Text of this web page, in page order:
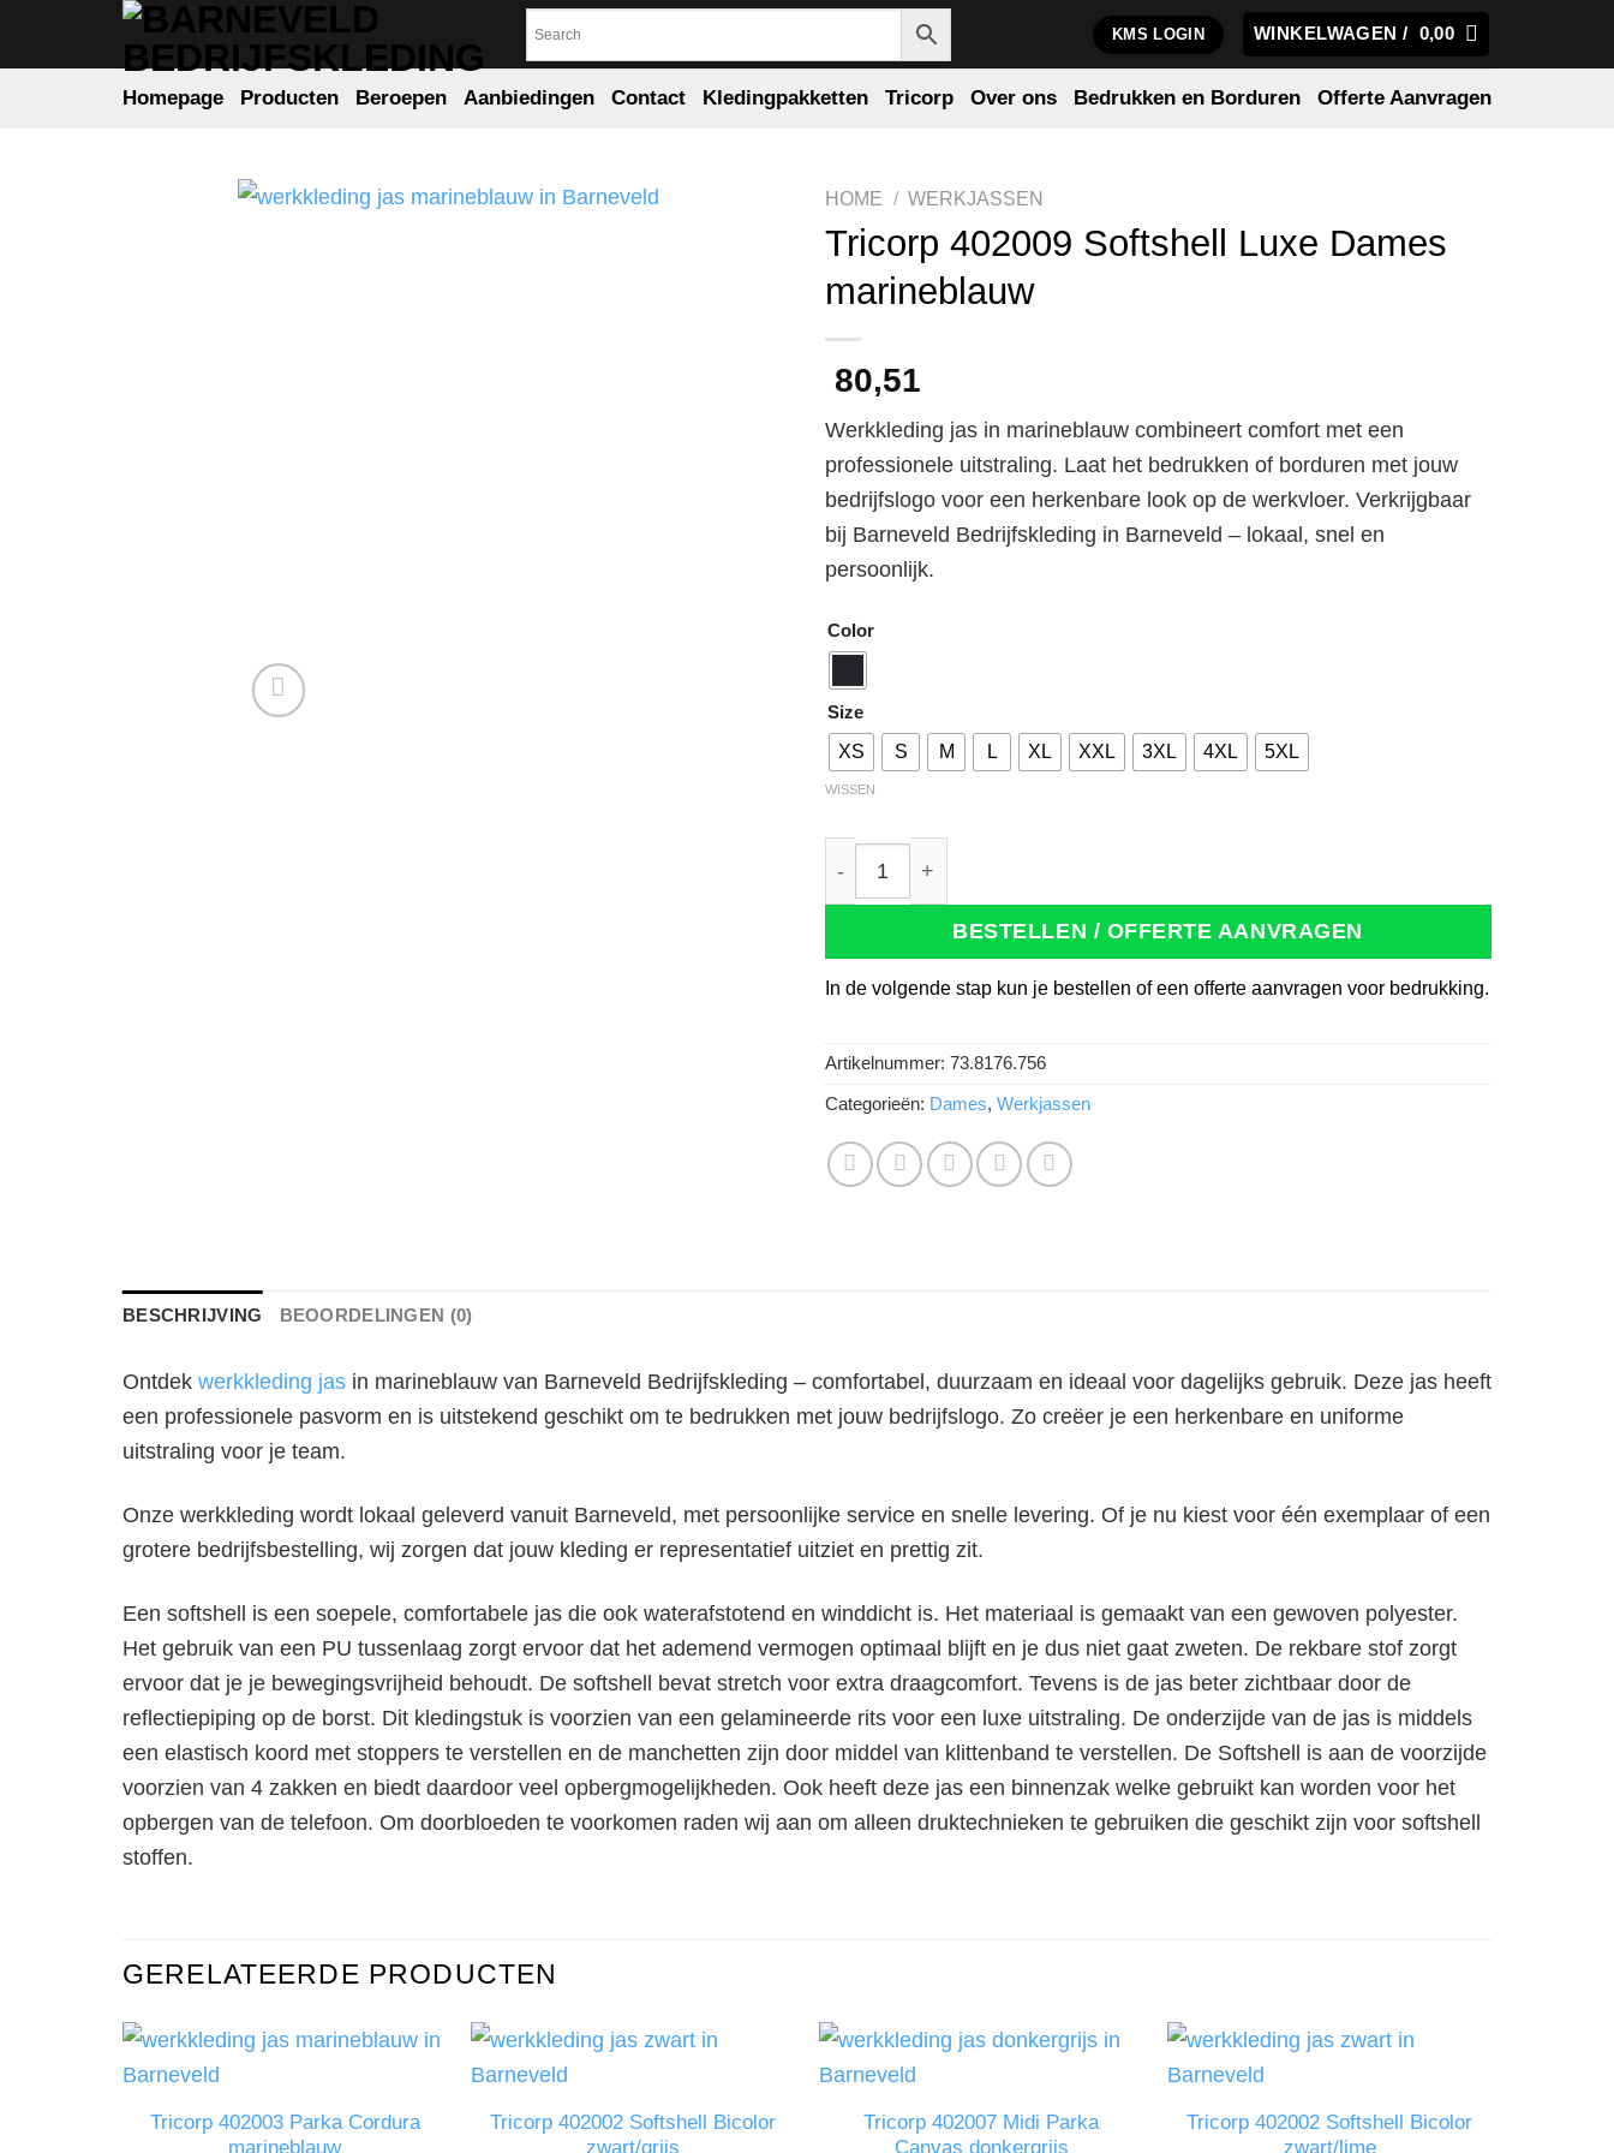
KMS LOGIN WINKELWAGEN / 0,00
Homepage Producten Beroepen Aanbiedingen Contact Kledingpakketten Tricorp Over ons Bedrukken en Borduren Offerte Aanvragen
HOME / WERKJASSEN
Tricorp 402009 Softshell Luxe Dames
marineblauw
80,51
Werkkleding jas in marineblauw combineert comfort met een
professionele uitstraling. Laat het bedrukken of borduren met jouw
bedrijfslogo voor een herkenbare look op de werkvloer. Verkrijgbaar
bij Barneveld Bedrijfskleding in Barneveld – lokaal, snel en
persoonlijk.
Color
Size
XS S M L XL XXL 3XL 4XL 5XL
WISSEN
Tricorp 402009 Softshell Luxe Dames marineblauw aantal
BESTELLEN / OFFERTE AANVRAGEN
In de volgende stap kun je bestellen of een offerte aanvragen voor bedrukking.
Artikelnummer: 73.8176.756
Categorieën: Dames, Werkjassen
BESCHRIJVING BEOORDELINGEN (0)
Ontdek werkkleding jas in marineblauw van Barneveld Bedrijfskleding – comfortabel, duurzaam en ideaal voor dagelijks gebruik. Deze jas heeft
een professionele pasvorm en is uitstekend geschikt om te bedrukken met jouw bedrijfslogo. Zo creëer je een herkenbare en uniforme
uitstraling voor je team.
Onze werkkleding wordt lokaal geleverd vanuit Barneveld, met persoonlijke service en snelle levering. Of je nu kiest voor één exemplaar of een
grotere bedrijfsbestelling, wij zorgen dat jouw kleding er representatief uitziet en prettig zit.
Een softshell is een soepele, comfortabele jas die ook waterafstotend en winddicht is. Het materiaal is gemaakt van een gewoven polyester.
Het gebruik van een PU tussenlaag zorgt ervoor dat het ademend vermogen optimaal blijft en je dus niet gaat zweten. De rekbare stof zorgt
ervoor dat je je bewegingsvrijheid behoudt. De softshell bevat stretch voor extra draagcomfort. Tevens is de jas beter zichtbaar door de
reflectiepiping op de borst. Dit kledingstuk is voorzien van een gelamineerde rits voor een luxe uitstraling. De onderzijde van de jas is middels
een elastisch koord met stoppers te verstellen en de manchetten zijn door middel van klittenband te verstellen. De Softshell is aan de voorzijde
voorzien van 4 zakken en biedt daardoor veel opbergmogelijkheden. Ook heeft deze jas een binnenzak welke gebruikt kan worden voor het
opbergen van de telefoon. Om doorbloeden te voorkomen raden wij aan om alleen druktechnieken te gebruiken die geschikt zijn voor softshell
stoffen.
GERELATEERDE PRODUCTEN
Tricorp 402003 Parka Cordura
marineblauw
Tricorp 402002 Softshell Bicolor
zwart/grijs
Tricorp 402007 Midi Parka
Canvas donkergrijs
Tricorp 402002 Softshell Bicolor
zwart/lime